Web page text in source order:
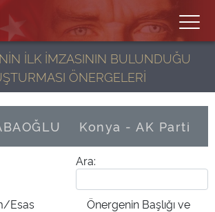
İLK İMZASININ BULUNDUĞU
ÖNERGELERİ
Konya - AK Parti
Ara:
Esas
Önergenin Başlığı ve